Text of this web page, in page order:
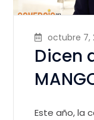
octubre 7,
Dicen
Este año, la